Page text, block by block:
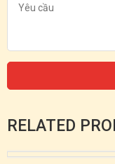
RELATED